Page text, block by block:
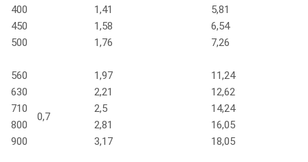
400
1,41
5,81
450
1,58
6,54
500
1,76 7,26
560
0,7
1,97
11,24
630
2,21
12,62
710
2,5
14,24
800
2,81
16,05
900
3,17 18,05